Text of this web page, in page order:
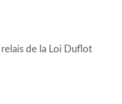
de la Loi Duflot